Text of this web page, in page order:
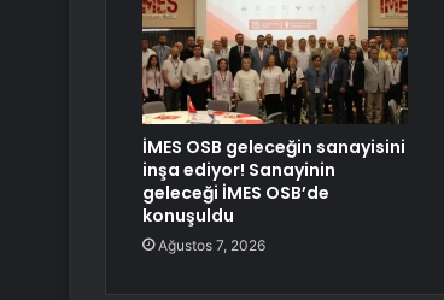
İMES OSB geleceğin sanayisini
inşa ediyor! Sanayinin
geleceği İMES OSB’de
konuşuldu
Ağustos 7, 2026